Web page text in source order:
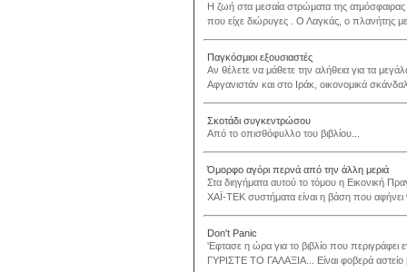
Η ζωή στα μεσαία στρώματα της
που είχε διώρυγες . Ο Λαγκάς, ο πλανήτης
Παγκόσμιοι εξουσιαστές
Αν θέλετε να μάθετε την αλήθεια για τα
Αφγανιστάν και στο Ιράκ, οικονομικά
Σκοτάδι συγκεντρώσου
Από το οπισθόφυλλο του βιβλίου...
Όμορφο αγόρι περνά από την άλλη μεριά
Στα διηγήματα αυτού το τόμου η Εικονική
ΧΑΪ-ΤΕΚ συστήματα είναι η βάση που αφήνει
Don't Panic
'Εφτασε η ώρα για το βιβλίο που
ΓΥΡΙΣΤΕ ΤΟ ΓΑΛΑΞΙΑ... Είναι φοβερά αστείο